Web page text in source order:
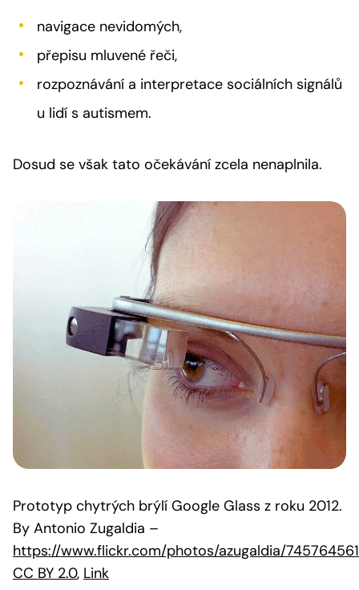
navigace nevidomých,
přepisu mluvené řeči,
rozpoznávání a interpretace sociálních signálů
u lidí s autismem.
Dosud se však tato očekávání zcela nenaplnila.
Prototyp chytrých brýlí Google Glass z roku 2012.
By Antonio Zugaldia –
https://www.flickr.com/photos/azugaldia/
CC BY 2.0, Link